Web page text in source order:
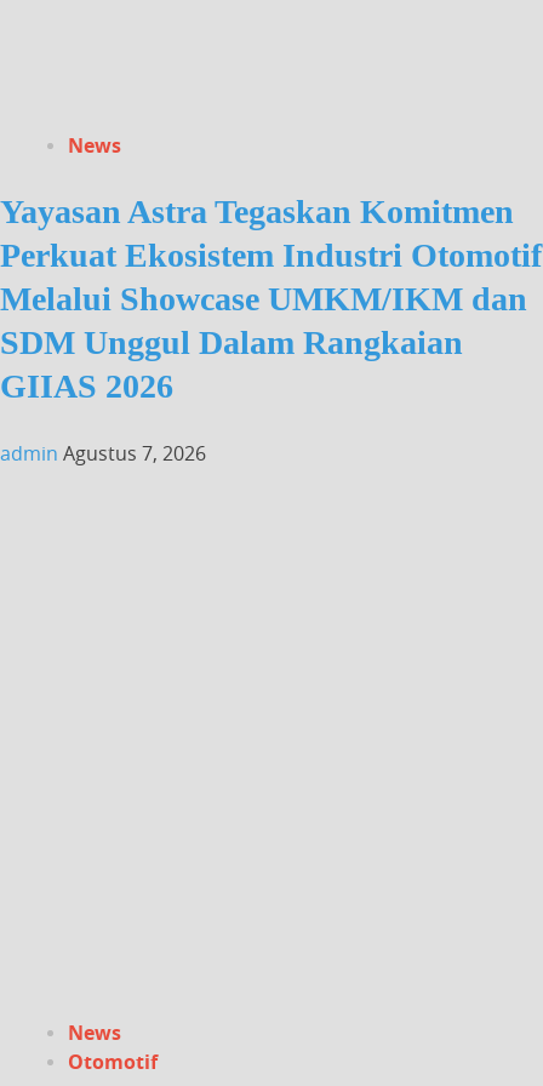
News
Yayasan Astra Tegaskan Komitmen
Perkuat Ekosistem Industri Otomotif
Melalui Showcase UMKM/IKM dan
SDM Unggul Dalam Rangkaian
GIIAS 2026
admin Agustus 7, 2026
News
Otomotif